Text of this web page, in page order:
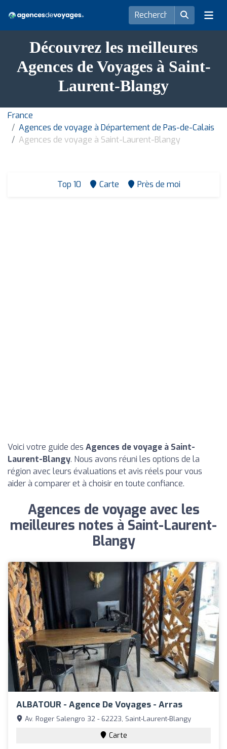
Découvrez les meilleures
Agences de Voyages à Saint-
Laurent-Blangy
France
Agences de voyage à Département de Pas-de-Calais
Agences de voyage à Saint-Laurent-Blangy
Top 10 Carte Près de moi
Voici votre guide des Agences de voyage à Saint-
Laurent-Blangy. Nous avons réuni les options de la
région avec leurs évaluations et avis réels pour vous
aider à comparer et à choisir en toute confiance.
Agences de voyage avec les
meilleures notes à Saint-Laurent-
Blangy
ALBATOUR - Agence De Voyages - Arras
Av. Roger Salengro 32 - 62223, Saint-Laurent-Blangy
Carte